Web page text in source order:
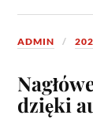
ADMIN
dzięki